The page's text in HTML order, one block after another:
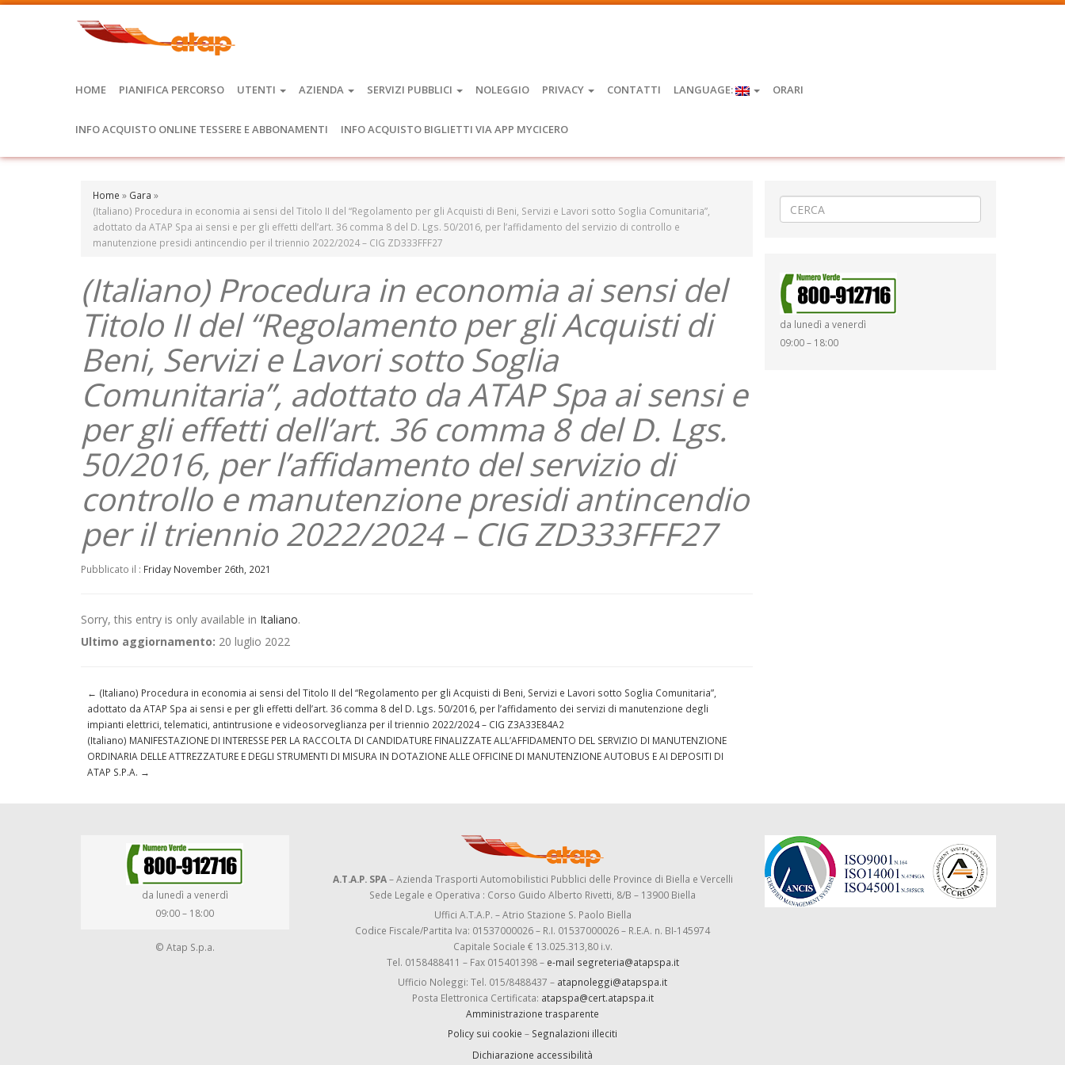
HOME PIANIFICA PERCORSO UTENTI AZIENDA SERVIZI PUBBLICI NOLEGGIO PRIVACY CONTATTI LANGUAGE: ORARI
INFO ACQUISTO ONLINE TESSERE E ABBONAMENTI INFO ACQUISTO BIGLIETTI VIA APP MYCICERO
Home » Gara »
(Italiano) Procedura in economia ai sensi del Titolo II del “Regolamento per gli Acquisti di Beni, Servizi e Lavori sotto Soglia Comunitaria”,
adottato da ATAP Spa ai sensi e per gli effetti dell’art. 36 comma 8 del D. Lgs. 50/2016, per l’affidamento del servizio di controllo e
manutenzione presidi antincendio per il triennio 2022/2024 – CIG ZD333FFF27
(Italiano) Procedura in economia ai sensi del
Titolo II del “Regolamento per gli Acquisti di
Beni, Servizi e Lavori sotto Soglia
Comunitaria”, adottato da ATAP Spa ai sensi e
per gli effetti dell’art. 36 comma 8 del D. Lgs.
50/2016, per l’affidamento del servizio di
controllo e manutenzione presidi antincendio
per il triennio 2022/2024 – CIG ZD333FFF27
Pubblicato il : Friday November 26th, 2021
Sorry, this entry is only available in Italiano.
Ultimo aggiornamento: 20 luglio 2022
← (Italiano) Procedura in economia ai sensi del Titolo II del “Regolamento per gli Acquisti di Beni, Servizi e Lavori sotto Soglia Comunitaria”,
adottato da ATAP Spa ai sensi e per gli effetti dell’art. 36 comma 8 del D. Lgs. 50/2016, per l’affidamento dei servizi di manutenzione degli
impianti elettrici, telematici, antintrusione e videosorveglianza per il triennio 2022/2024 – CIG Z3A33E84A2
(Italiano) MANIFESTAZIONE DI INTERESSE PER LA RACCOLTA DI CANDIDATURE FINALIZZATE ALL’AFFIDAMENTO DEL SERVIZIO DI MANUTENZIONE
ORDINARIA DELLE ATTREZZATURE E DEGLI STRUMENTI DI MISURA IN DOTAZIONE ALLE OFFICINE DI MANUTENZIONE AUTOBUS E AI DEPOSITI DI
ATAP S.P.A. →
da lunedì a venerdì
09:00 – 18:00
da lunedì a venerdì
09:00 – 18:00
© Atap S.p.a.
A.T.A.P. SPA– Azienda Trasporti Automobilistici Pubblici delle Province di Biella e Vercelli
Sede Legale e Operativa : Corso Guido Alberto Rivetti, 8/B – 13900 Biella
Uffici A.T.A.P. – Atrio Stazione S. Paolo Biella
Codice Fiscale/Partita Iva: 01537000026 – R.I. 01537000026 – R.E.A. n. BI-145974
Capitale Sociale € 13.025.313,80 i.v.
Tel. 0158488411 – Fax 015401398 – e-mail segreteria@atapspa.it
Ufficio Noleggi: Tel. 015/8488437 – atapnoleggi@atapspa.it
Posta Elettronica Certificata: atapspa@cert.atapspa.it
Amministrazione trasparente
Policy sui cookie – Segnalazioni illeciti
Dichiarazione accessibilità